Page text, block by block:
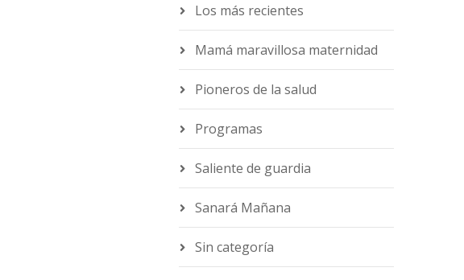
Los más recientes
Mamá maravillosa maternidad
Pioneros de la salud
Programas
Saliente de guardia
Sanará Mañana
Sin categoría